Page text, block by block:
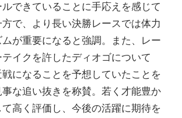
できていることに手応えを感じて
で、より長い決勝レースでは体力
ムが重要になると強調。また、レー
イクを許したディオゴについて
になることを予想していたことを
な追い抜きを称賛。若く才能豊か
高く評価し、今後の活躍に期待を